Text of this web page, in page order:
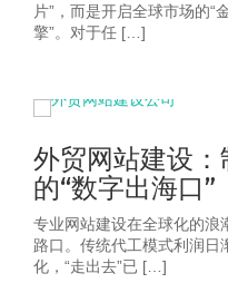
片”，而是开启全球市场的“
擎”。对于任 […]
外贸网站建设
的“数字出海口”
专业网站建设在全球化的浪
路口。传统代工模式利润日
化，“走出去”已 […]